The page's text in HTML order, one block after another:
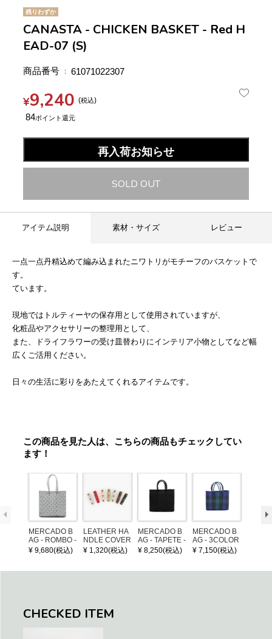
残りわずか
CANASTA - CHICKEN BASKET - Red H
EAD-07 (S)
商品番号 61071022307
¥9,240 税込
84
再入荷お知らせ
SOLD OUT
アイテム説明 素材・サイズ レビュー
一点一点丹精込めて編み込まれたニワトリがモチーフのバスケットで
す。
ています。
現地ではトルティーヤの保存用として使用されていますが、
化粧品やアクセサリーの整理用として、
また、ドライフラワーの受け皿替わりにインテリア小物としてなど幅
広くご活用ください。
日々の生活に彩りをあたえてくれるアイテムです。
この商品を見た人は、こちらの商品もチェックしてい
ます！
MERCADO B
AG - ROMBO -
LONG HANDL
¥ 9,680(税込)
LEATHER HA
NDLE COVER
¥ 1,320(税込)
MERCADO B
AG - TAPETE -
Black (S)
¥ 8,250(税込)
MERCADO B
AG - 3COLOR
S CHECK - Bl
¥ 7,150(税込)
CHECKED ITEM